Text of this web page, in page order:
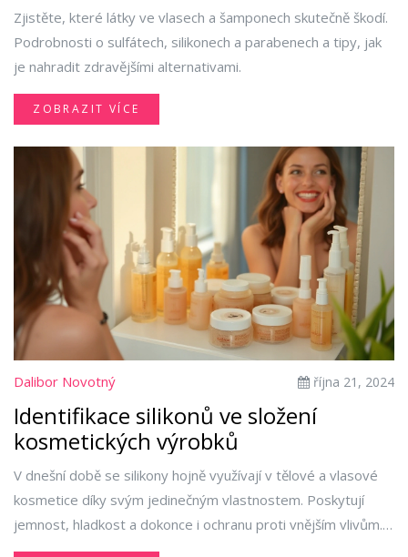
Zjistěte, které látky ve vlasech a šamponech skutečně škodí.
Podrobnosti o sulfátech, silikonech a parabenech a tipy, jak
je nahradit zdravějšími alternativami.
ZOBRAZIT VÍCE
Dalibor Novotný října 21, 2024
Identifikace silikonů ve složení
kosmetických výrobků
V dnešní době se silikony hojně využívají v tělové a vlasové
kosmetice díky svým jedinečným vlastnostem. Poskytují
jemnost, hladkost a dokonce i ochranu proti vnějším vlivům. V
článku se podíváme, jak silikony rozpoznat ve složení